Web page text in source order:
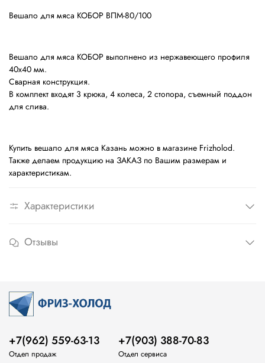
Вешало для мяса КОБОР ВПМ-80/100
Вешало для мяса КОБОР выполнено из нержавеющего профиля
40х40 мм.
Сварная конструкция.
​В комплект входят 3 крюка, 4 колеса, 2 стопора, съемный поддон
для слива.
Купить вешало для мяса Казань можно в магазине Frizholod.
Также делаем продукцию на ЗАКАЗ по Вашим размерам и
характеристикам.
Характеристики
Отзывы
+7(962) 559-63-13
Отдел продаж
+7(903) 388-70-83
Отдел сервиса